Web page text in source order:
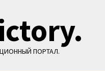
ПОРТАЛ.